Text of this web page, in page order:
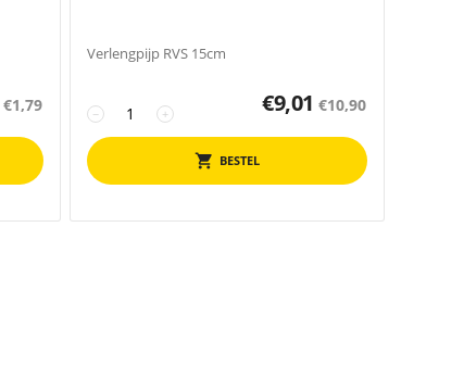
€1,79
Verlengpijp RVS 15cm
+
− €9,01 €10,90
BESTEL